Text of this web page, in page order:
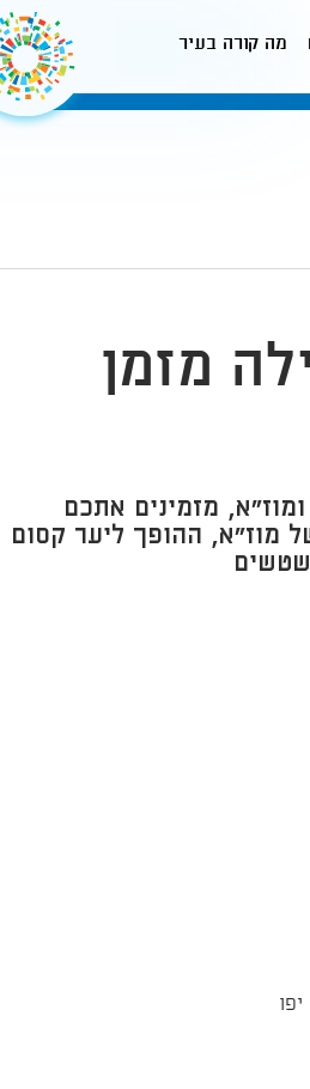
מה קורה בעיר
מזמן
מזמינים אתכם
מוז"א, ההופך ליער קסום